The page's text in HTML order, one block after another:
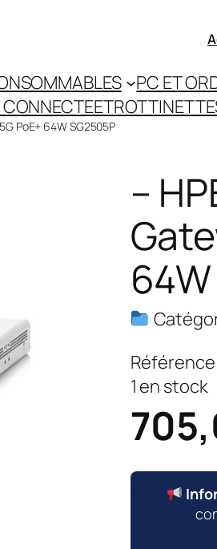
PC ET
PoE+ 64W SG2505P
–
Référence
1 en stock